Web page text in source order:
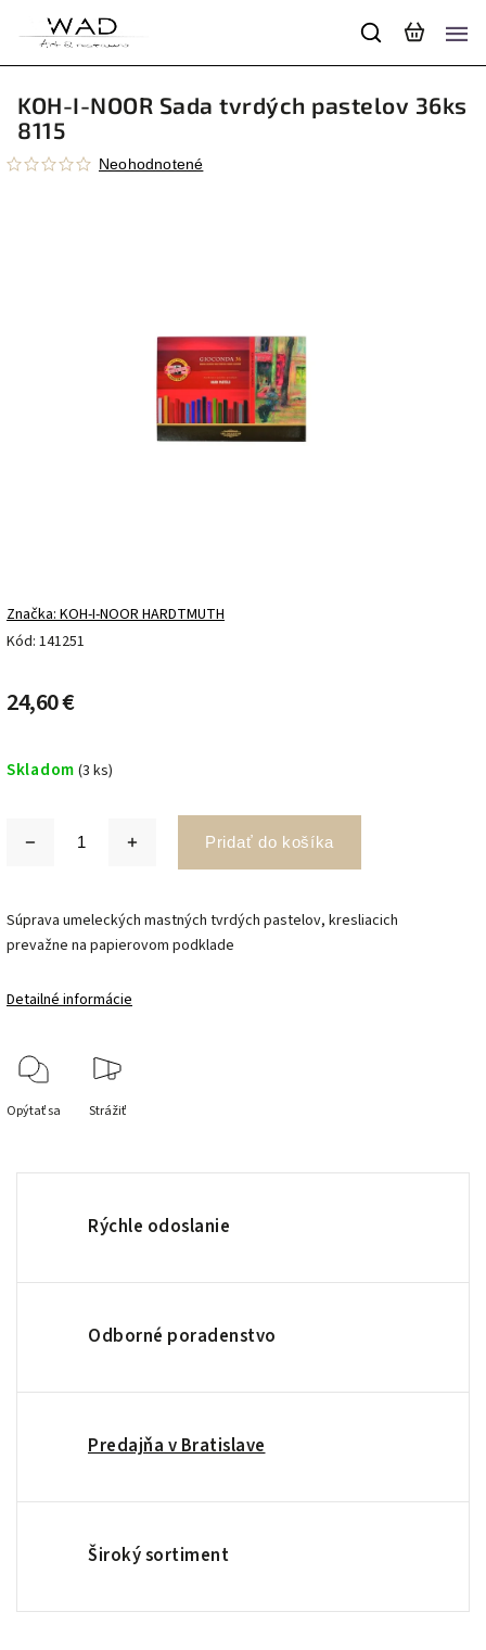
KOH-I-NOOR Sada tvrdých pastelov 36ks
8115
Neohodnotené
Kód: 141251
Značka:KOH-I-NOOR HARDTMUTH
24,60 €
Skladom (3 ks)
Pridať do košíka
Súprava umeleckých mastných tvrdých pastelov, kresliacich
prevažne na papierovom podklade
Detailné informácie
Opýtať sa Strážiť
Rýchle odoslanie
Odborné poradenstvo
Predajňa v Bratislave
Široký sortiment